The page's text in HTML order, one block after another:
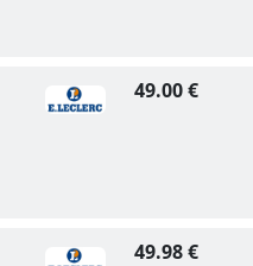
49.00 €
49.98 €